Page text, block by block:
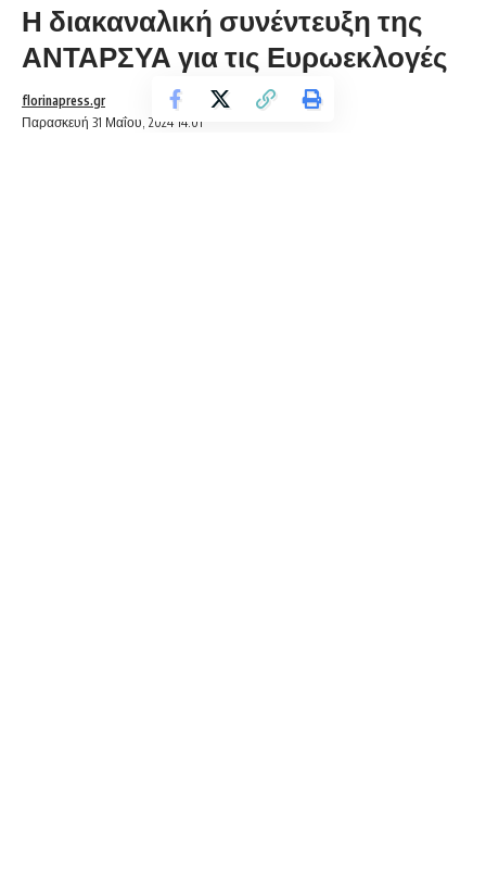
Η διακαναλική συνέντευξη της
ΑΝΤΑΡΣΥΑ για τις Ευρωεκλογές
Παρασκευή 31 Μαΐου, 2024 14:01
florinapress.gr